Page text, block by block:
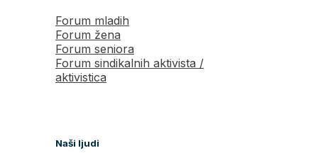
Forum mladih
Forum žena
Forum seniora
Forum sindikalnih aktivista /
aktivistica
Naši ljudi